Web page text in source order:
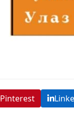
Pinterest